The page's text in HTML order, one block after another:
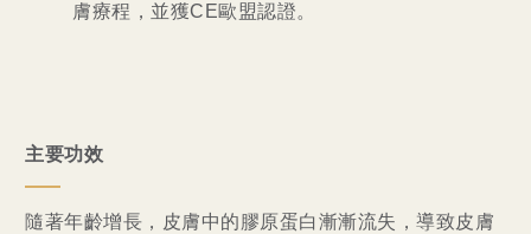
膚療程，並獲CE歐盟認證。
主要功效
隨著年齡增長，皮膚中的膠原蛋白漸漸流失，導致皮膚